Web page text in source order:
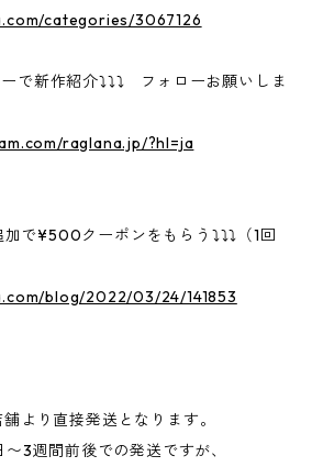
categories/3067126
で新作紹介⤵⤵⤵ フォローお願いしま
raglana.jp/?hl=ja
で¥500クーポンをもらう⤵⤵⤵（1回
blog/2022/03/24/141853
より直接発送となります。
3週間前後での発送ですが、